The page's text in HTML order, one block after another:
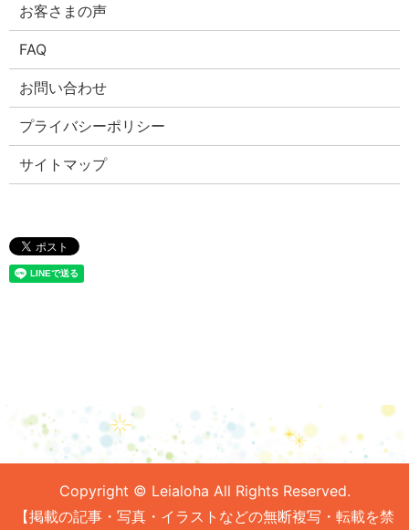
お客さまの声
FAQ
お問い合わせ
プライバシーポリシー
サイトマップ
Copyright © Leialoha All Rights Reserved.
【掲載の記事・写真・イラストなどの無断複写・転載を禁